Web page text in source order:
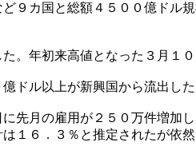
９カ国と総額４５００億ドル
年初来高値となった３月１
ル以上が新興国から流出し
月の雇用が２５０万件増加
１６．３％と推定されたが依